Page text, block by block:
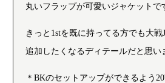
丸いフラップが可愛いジャケットで
きっと1stを既に持ってる方でも大
追加したくなるディテールだと思い
＊BKのセットアップができるよう